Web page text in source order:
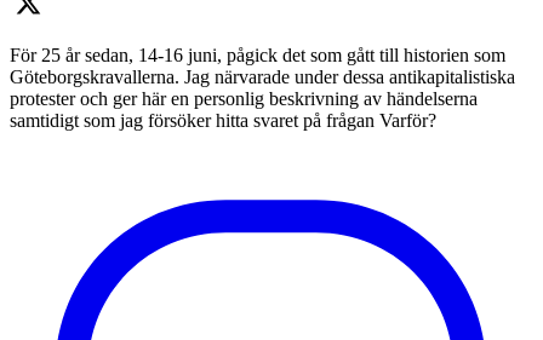
För 25 år sedan, 14-16 juni, pågick det som gått till historien som
Göteborgskravallerna. Jag närvarade under dessa antikapitalistiska
protester och ger här en personlig beskrivning av händelserna
samtidigt som jag försöker hitta svaret på frågan Varför?